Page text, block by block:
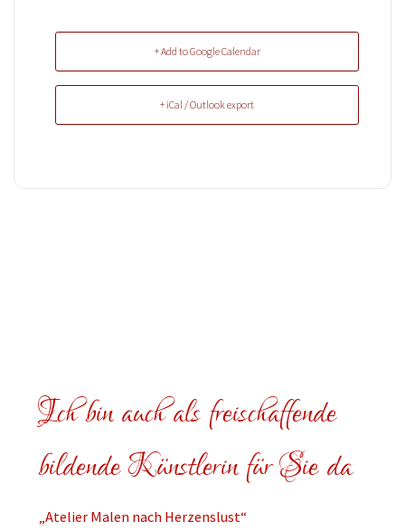
+ Add to Google Calendar
+ iCal / Outlook export
Ich bin auch als freischaffende
bildende Künstlerin für Sie da
„Atelier Malen nach Herzenslust“